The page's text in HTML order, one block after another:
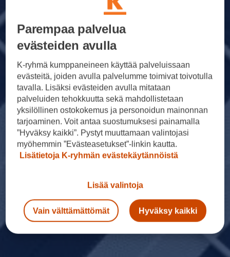
Parempaa palvelua
evästeiden avulla
K-ryhmä kumppaneineen käyttää palveluissaan
evästeitä, joiden avulla palvelumme toimivat toivotulla
tavalla. Lisäksi evästeiden avulla mitataan
palveluiden tehokkuutta sekä mahdollistetaan
yksilöllinen ostokokemus ja personoidun mainonnan
tarjoaminen. Voit antaa suostumuksesi painamalla
”Hyväksy kaikki”. Pystyt muuttamaan valintojasi
myöhemmin ”Evästeasetukset”-linkin kautta.
Lisätietoja K-ryhmän evästekäytännöistä
Lisää valintoja
Vain välttämättömät Hyväksy kaikki